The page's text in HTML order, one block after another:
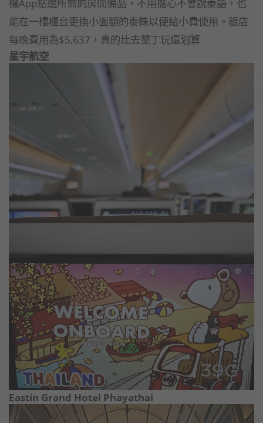
機App點選所需的房間備品，不用擔心不會說泰語，也
能在一樓櫃台更換小面額的泰銖以便給小費使用。飯店
每晚費用為$5,637，真的比去墾丁玩還划算
星宇航空
Eastin Grand Hotel Phayathai